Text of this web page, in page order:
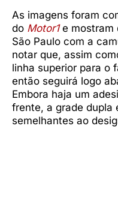
As imagens foram
do Motor1e mostram
São Paulo com a
notar que, assim
linha superior para o
então seguirá logo
Embora haja um
frente, a grade dupla
semelhantes ao